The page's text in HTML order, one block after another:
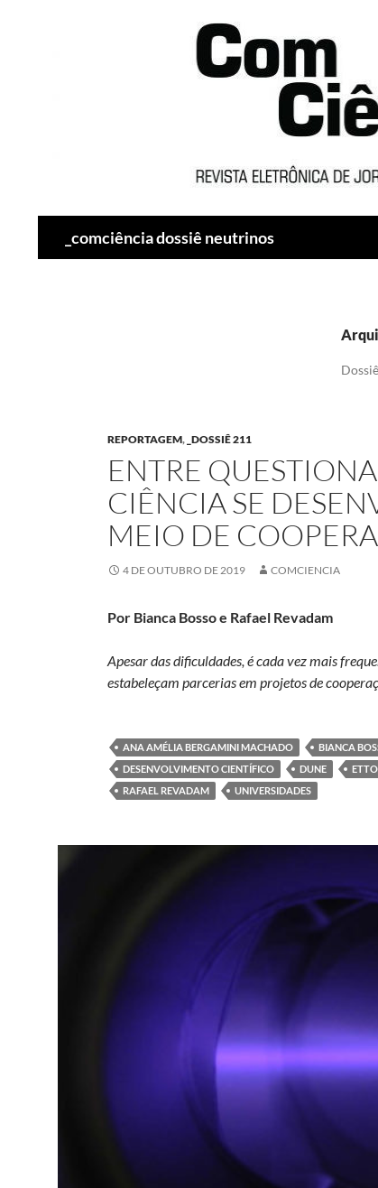
_comciência dossiê neutrinos
REPORTAGEM, _DOSSIÊ 211
ENTRE
CIÊNCIA SE
MEIO DE
4 DE OUTUBRO DE 2019 COMCIENCIA
Por Bianca Bosso e Rafael Revadam
Apesar das dificuldades, é cada vez mais
estabeleçam parcerias em projetos de
ANA AMÉLIA BERGAMINI MACHADO BIANCA
DESENVOLVIMENTO CIENTÍFICO
DUNE
RAFAEL REVADAM
UNIVERSIDADES